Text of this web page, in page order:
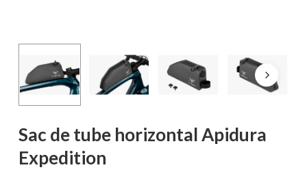
Sac de tube horizontal Apidura
Expedition